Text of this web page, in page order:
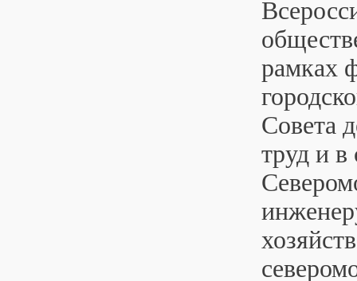
рамках
Совета
труд и в